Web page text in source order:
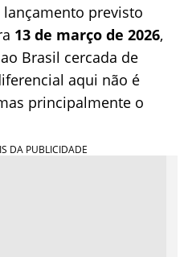
previsto
13 de março de 2026,
Brasil cercada de
aqui não é
principalmente o